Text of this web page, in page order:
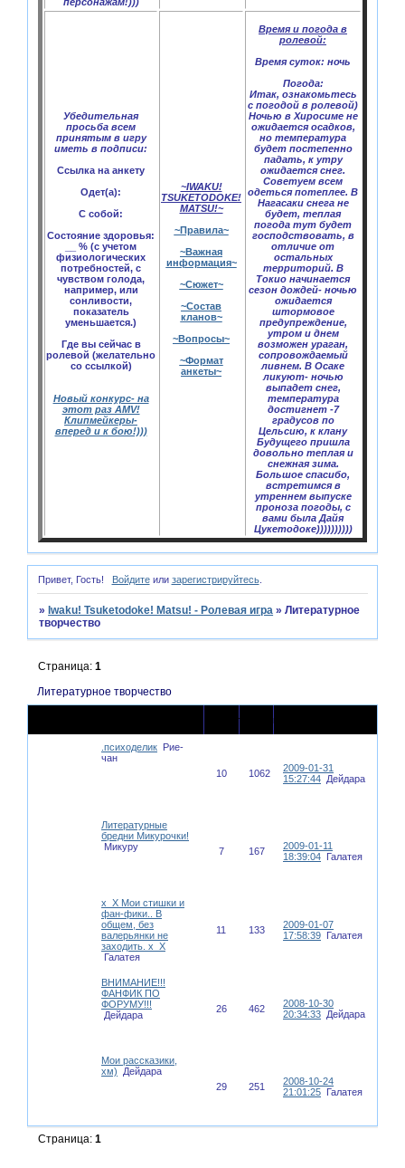
Убедительная
просьба всем
принятым в игру
иметь в подписи:
Ссылка на анкету
Одет(а):
С собой:
Состояние здоровья:
__ % (с учетом
физиологических
потребностей, с
чувством голода,
например, или
сонливости,
показатель
уменьшается.)
Где вы сейчас в
ролевой (желательно
со ссылкой)
Новый конкурс- на
этот раз AMV!
Клипмейкеры-
вперед и к бою!)))
~IWAKU!
TSUKETODOKE!
MATSU!~
~Правила~
~Важная
информация~
~Сюжет~
~Состав
кланов~
~Вопросы~
~Формат
анкеты~
Время и погода в
ролевой:
Время суток: ночь
Погода:
Итак, ознакомьтесь
с погодой в ролевой)
Ночью в Хиросиме не
ожидается осадков,
но температура
будет постепенно
падать, к утру
ожидается снег.
Советуем всем
одеться потеплее. В
Нагасаки снега не
будет, теплая
погода тут будет
господствовать, в
отличие от
остальных
территорий. В
Токио начинается
сезон дождей- ночью
ожидается
штормовое
предупреждение,
утром и днем
возможен ураган,
сопровождаемый
ливнем. В Осаке
ликуют- ночью
выпадет снег,
температура
достигнет -7
градусов по
Цельсию, к клану
Будущего пришла
довольно теплая и
снежная зима.
Большое спасибо,
встретимся в
утреннем выпуске
проноза погоды, с
вами была Дайя
Цукетодоке))))))))))
Привет, Гость! Войдитеили зарегистрируйтесь.
» Iwaku! Tsuketodoke! Matsu! - Ролевая игра »Литературное
творчество
Литературное творчество
Страница:1
Ответов Просмотров
.психоделик Рие-
чан
10
1062
2009-01-31
15:27:44 Дейдара
Литературные
бредни Микурочки!
Микуру
7 167
2009-01-11
18:39:04 Галатея
х_Х Мои стишки и
фан-фики.. В
общем, без
валерьянки не
заходить. х_Х
Галатея
11 133
2009-01-07
17:58:39 Галатея
ВНИМАНИЕ!!!
ФАНФИК ПО
ФОРУМУ!!!
Дейдара
26 462
2008-10-30
20:34:33 Дейдара
Мои рассказики,
хм)
Дейдара
29
251
2008-10-24
21:01:25 Галатея
Страница:1